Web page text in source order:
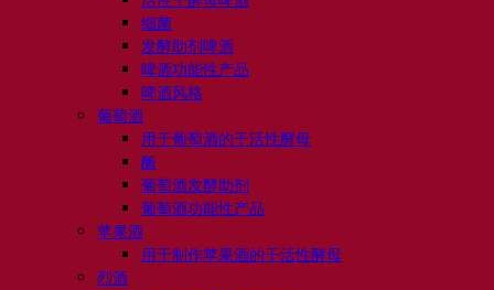
细菌
发酵助剂啤酒
啤酒功能性产品
啤酒风格
葡萄酒
用于葡萄酒的干活性酵母
酶
葡萄酒发酵助剂
葡萄酒功能性产品
苹果酒
用于制作苹果酒的干活性酵母
烈酒